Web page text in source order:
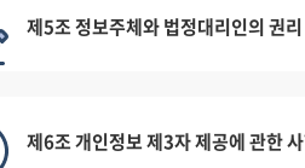
제5조 정보주체와 법정대리인의 권
제6조 개인정보 제3자 제공에 관한